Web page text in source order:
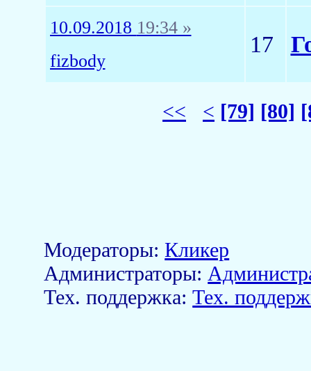
10.09.2018 19:34 »
fizbody
17
<< < [79] [80]
Модераторы:Кликер
Aдминистраторы:
Тех. поддержка:Тех.